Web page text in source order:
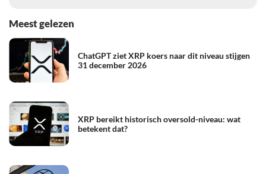
Meest gelezen
ChatGPT ziet XRP koers naar dit niveau stijgen
31 december 2026
XRP bereikt historisch oversold-niveau: wat
betekent dat?